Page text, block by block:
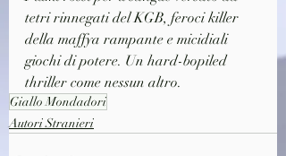
tetri rinnegati del KGB, feroci killer
della maffya rampante e micidiali
giochi di potere. Un hard-bopiled
thriller come nessun altro.
Giallo Mondadori
Autori Stranieri